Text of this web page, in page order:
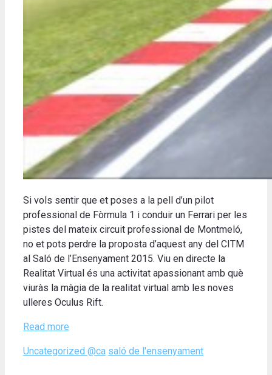
Si vols sentir que et poses a la pell d’un pilot
professional de Fòrmula 1 i conduir un Ferrari per les
pistes del mateix circuit professional de Montmeló,
no et pots perdre la proposta d’aquest any del CITM
al Saló de l’Ensenyament 2015. Viu en directe la
Realitat Virtual és una activitat apassionant amb què
viuràs la màgia de la realitat virtual amb les noves
ulleres Oculus Rift.
Read more
Categories
Uncategorized @ca Tags
saló de l'ensenyament